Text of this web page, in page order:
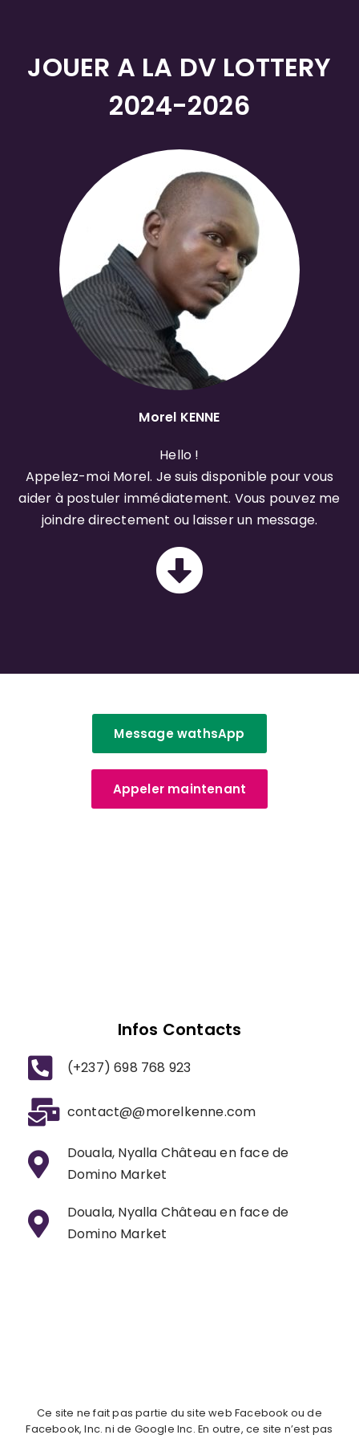
JOUER A LA DV LOTTERY
2024-2026
Morel KENNE
Hello !
Appelez-moi Morel. Je suis disponible pour vous
aider à postuler immédiatement. Vous pouvez me
joindre directement ou laisser un message.
Message wathsApp
Appeler maintenant
Infos Contacts
(+237) 698 768 923
contact@@morelkenne.com
Douala, Nyalla Château en face de
Domino Market
Douala, Nyalla Château en face de
Domino Market
Ce site ne fait pas partie du site web Facebook ou de
Facebook, Inc. ni de Google Inc. En outre, ce site n’est pas